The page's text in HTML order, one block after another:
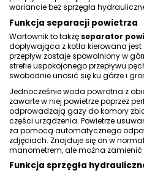
wariancie bez sprzęgła
Funkcja separacji powietrza
Wartownik to takżę separator
dopływająca z kotła kierowana
przepływ zostaje spowolniony w
strefie uspokojonego przepływu
swobodnie unosić się ku górze i
Jednocześnie woda powrotna z
zawarte w niej powietrze poprzez
odprowadzają gazy do komory
części urządzenia. Powietrze
za pomocą automatycznego
zdjęciach. Znajduje się on w
manometrem, ale można zamienić
Funkcja sprzęgła